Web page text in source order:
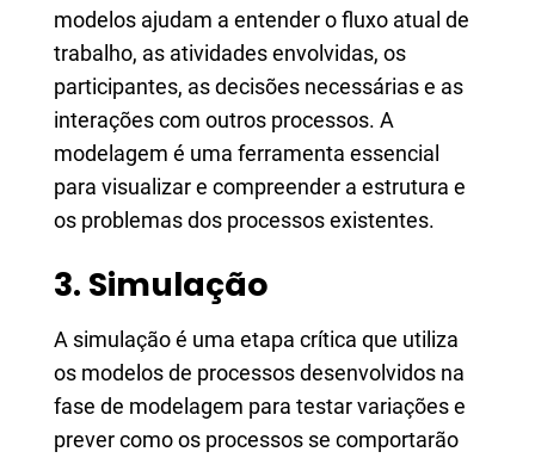
modelos ajudam a entender o fluxo atual de
trabalho, as atividades envolvidas, os
participantes, as decisões necessárias e as
interações com outros processos. A
modelagem é uma ferramenta essencial
para visualizar e compreender a estrutura e
os problemas dos processos existentes.
3. Simulação
A simulação é uma etapa crítica que utiliza
os modelos de processos desenvolvidos na
fase de modelagem para testar variações e
prever como os processos se comportarão